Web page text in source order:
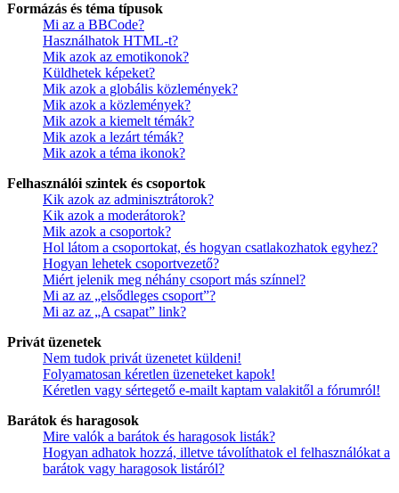
Formázás és téma típusok
Mi az a BBCode?
Használhatok HTML-t?
Mik azok az emotikonok?
Küldhetek képeket?
Mik azok a globális közlemények?
Mik azok a közlemények?
Mik azok a kiemelt témák?
Mik azok a lezárt témák?
Mik azok a téma ikonok?
Felhasználói szintek és csoportok
Kik azok az adminisztrátorok?
Kik azok a moderátorok?
Mik azok a csoportok?
Hol látom a csoportokat, és hogyan csatlakozhatok egyhez?
Hogyan lehetek csoportvezető?
Miért jelenik meg néhány csoport más színnel?
Mi az az „elsődleges csoport”?
Mi az az „A csapat” link?
Privát üzenetek
Nem tudok privát üzenetet küldeni!
Folyamatosan kéretlen üzeneteket kapok!
Kéretlen vagy sértegető e-mailt kaptam valakitől a fórumról!
Barátok és haragosok
Mire valók a barátok és haragosok listák?
Hogyan adhatok hozzá, illetve távolíthatok el felhasználókat a
barátok vagy haragosok listáról?